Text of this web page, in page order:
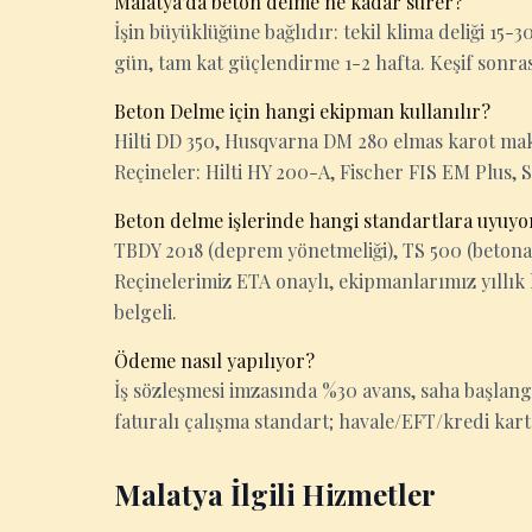
İşin büyüklüğüne bağlıdır: tekil klima deliği 15-
gün, tam kat güçlendirme 1-2 hafta. Keşif
Beton Delme için hangi ekipman kullanılır?
Hilti DD 350, Husqvarna DM 280 elmas karot
Reçineler: Hilti HY 200-A, Fischer FIS EM Plus,
Beton delme işlerinde hangi standartlara
TBDY 2018 (deprem yönetmeliği), TS 500
Reçinelerimiz ETA onaylı, ekipmanlarımız
belgeli.
Ödeme nasıl yapılıyor?
İş sözleşmesi imzasında %30 avans, saha
faturalı çalışma standart; havale/EFT/kredi
Malatya İlgili Hizmetler